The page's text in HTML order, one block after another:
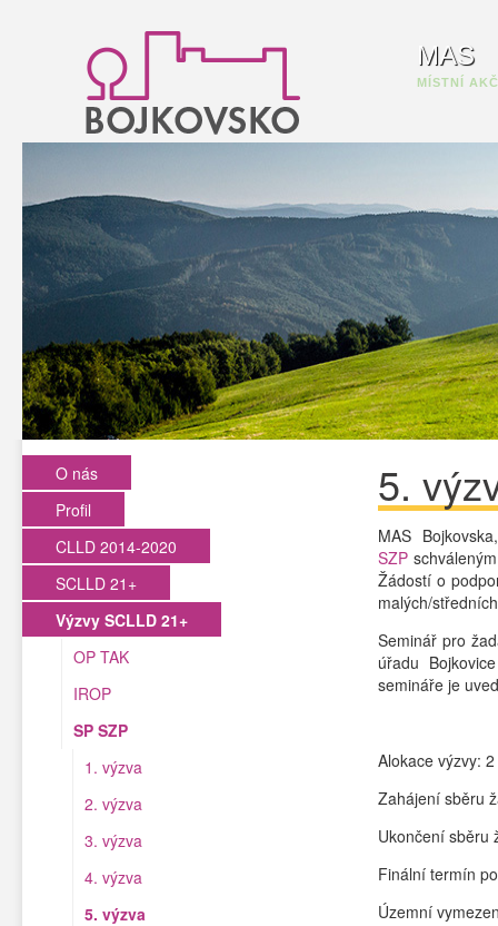
MAS
MÍSTNÍ
O nás
Profil
CLLD 2014-2020
SCLLD 21+
Výzvy SCLLD 21+
OP TAK
IROP
SP SZP
1. výzva
2. výzva
3. výzva
4. výzva
5. výzva
5.
MAS
SZP
Žádostí o
malých/
Seminář pro
úřadu
semináře je
Alokace výzvy:
Zahájení sběru
Ukončení sběru
Finální termín
Územní